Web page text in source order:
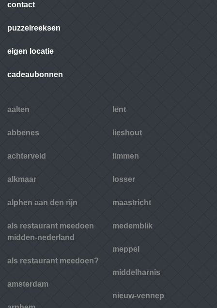
contact
puzzelreeksen
eigen locatie
cadeaubonnen
aalten
abbenes
achterveld
alkmaar
alphen aan den rijn
als restaurant meedoen
midden-nederland
als restaurant meedoen?
amsterdam
lent
lieshout
limmen
losser
maastricht
medemblik
meppel
middelharnis
nieuw-vennep